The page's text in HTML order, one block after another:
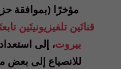
مؤخرًا (بموافقة
قناتَين تلفيزيونيتَين
بيروت، إلى
للانصياع إلى